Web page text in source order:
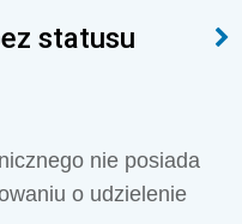
statusu
nie posiada
o udzielenie